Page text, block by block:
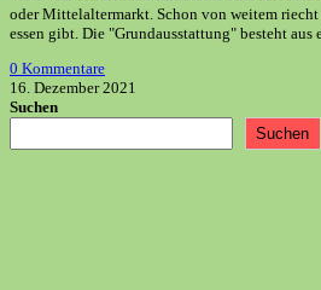
oder Mittelaltermarkt. Schon von weitem riecht
essen gibt. Die "Grundausstattung" besteht
0 Kommentare
16. Dezember 2021
Suchen
Suchen